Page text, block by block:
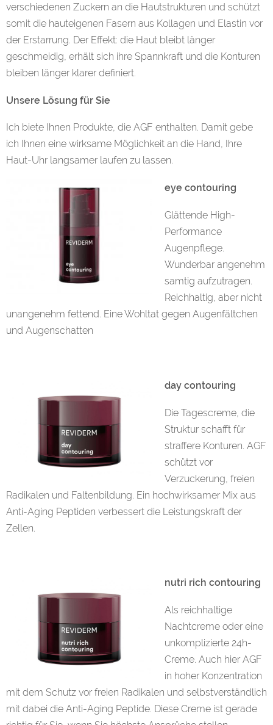
verschiedenen Zuckern an die Hautstrukturen und schützt
somit die hauteigenen Fasern aus Kollagen und Elastin vor
der Erstarrung. Der Effekt: die Haut bleibt länger
geschmeidig, erhält sich ihre Spannkraft und die Konturen
bleiben länger klarer definiert.
Unsere Lösung für Sie
Ich biete Ihnen Produkte, die AGF enthalten. Damit gebe
ich Ihnen eine wirksame Möglichkeit an die Hand, Ihre
Haut-Uhr langsamer laufen zu lassen.
eye contouring
Glättende High-
Performance
Augenpflege.
Wunderbar angenehm
samtig aufzutragen.
Reichhaltig, aber nicht
unangenehm fettend. Eine Wohltat gegen Augenfältchen
und Augenschatten
day contouring
Die Tagescreme, die
Struktur schafft für
straffere Konturen. AGF
schützt vor
Verzuckerung, freien
Radikalen und Faltenbildung. Ein hochwirksamer Mix aus
Anti-Aging Peptiden verbessert die Leistungskraft der
Zellen.
nutri rich contouring
Als reichhaltige
Nachtcreme oder eine
unkomplizierte 24h-
Creme. Auch hier AGF
in hoher Konzentration
mit dem Schutz vor freien Radikalen und selbstverständlich
mit dabei die Anti-Aging Peptide. Diese Creme ist gerade